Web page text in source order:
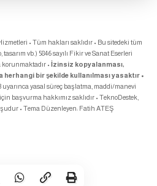
• Tüm hakları saklıdır • Bu sitedeki tüm
vb.) 5846 sayılı Fikir ve Sanat Eserleri
• İzinsiz kopyalanması,
herhangi bir şekilde kullanılması yasaktır •
uyarınca yasal süreç başlatma, maddi/manevi
başvurma hakkımız saklıdır • TeknoDestek,
• Tema Düzenleyen: Fatih ATEŞ